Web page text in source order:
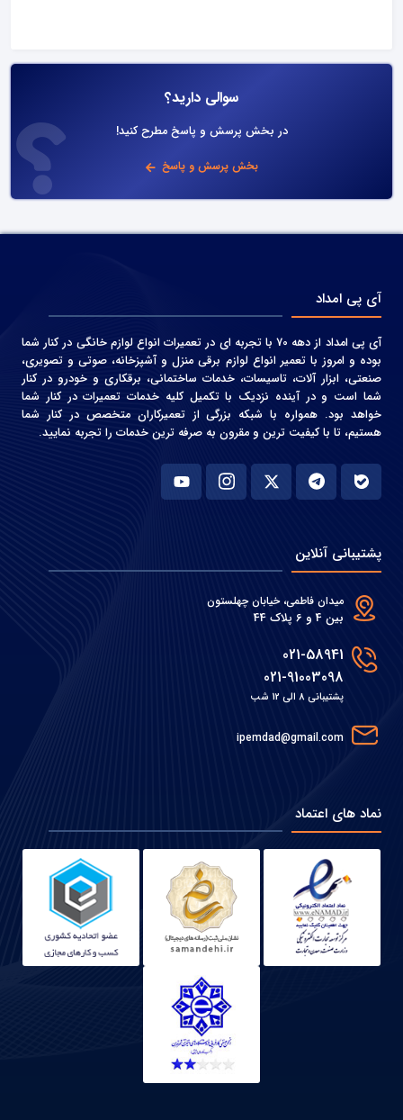
سوالی دارید؟
در بخش پرسش و پاسخ مطرح کنید!
بخش پرسش و پاسخ
آی پی امداد
آی پی امداد از دهه 70 با تجربه ای در تعمیرات انواع لوازم خانگی در کنار شما
بوده و امروز با تعمیر انواع لوازم برقی منزل و آشپزخانه، صوتی و‌ تصویری،
صنعتی، ابزار آلات، تاسیسات، خدمات ساختمانی، برقکاری و خودرو در کنار
شما است و در آینده نزدیک با تکمیل کلیه خدمات تعمیرات در کنار شما
خواهد بود. همواره با شبکه بزرگی از تعمیرکاران متخصص در کنار شما
هستیم، تا با کیفیت ترین و مقرون به صرفه ترین خدمات را تجربه نمایید.
پشتیبانی آنلاین
میدان فاطمی، خیابان چهلستون
بین 4 و 6 پلاک 44
021-58941
021-91003098
پشتیبانی 8 الی 12 شب
ipemdad@gmail.com
نماد های اعتماد